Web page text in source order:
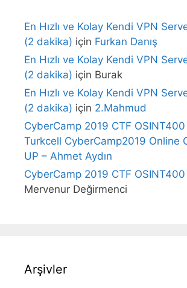
En Hızlı ve Kolay Kendi VPN
(2 dakika) için Furkan Danış
En Hızlı ve Kolay Kendi VPN
(2 dakika) için Burak
En Hızlı ve Kolay Kendi VPN
(2 dakika) için 2.Mahmud
CyberCamp 2019 CTF
Turkcell CyberCamp2019 Online
UP – Ahmet Aydın
CyberCamp 2019 CTF
Mervenur Değirmenci
Arşivler